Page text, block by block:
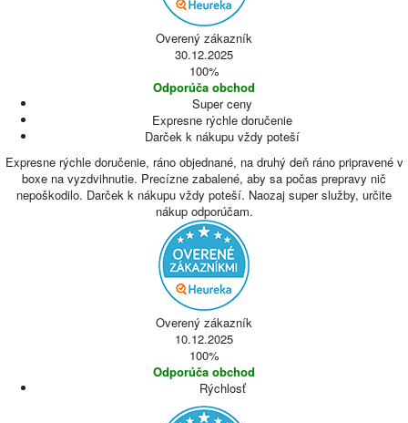
Overený zákazník
30.12.2025
100%
Odporúča obchod
Super ceny
Expresne rýchle doručenie
Darček k nákupu vždy poteší
Expresne rýchle doručenie, ráno objednané, na druhý deň ráno pripravené v
boxe na vyzdvihnutie. Precízne zabalené, aby sa počas prepravy nič
nepoškodilo. Darček k nákupu vždy poteší. Naozaj super služby, určite
nákup odporúčam.
Overený zákazník
10.12.2025
100%
Odporúča obchod
Rýchlosť